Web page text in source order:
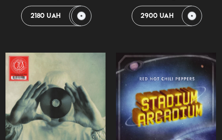
2180 UAH 2900 UAH